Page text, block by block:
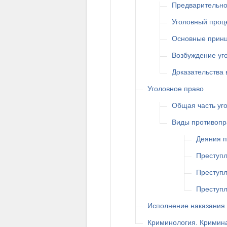
Уголовный
Основные
Возбуждение
Уголовное право
Общая часть
Виды
Деяния
Исполнение
Криминология.